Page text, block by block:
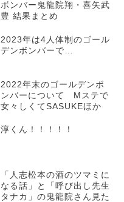
ボンバー鬼龍院翔・喜矢武
豊 結果まとめ
2023年は4人体制のゴール
デンボンバーで…
2022年末のゴールデンボ
ンバーについて Mステで
女々しくてSASUKEほか
淳くん！！！！！
「人志松本の酒のツマミに
なる話」と「呼び出し先生
タナカ」の鬼龍院さん見た